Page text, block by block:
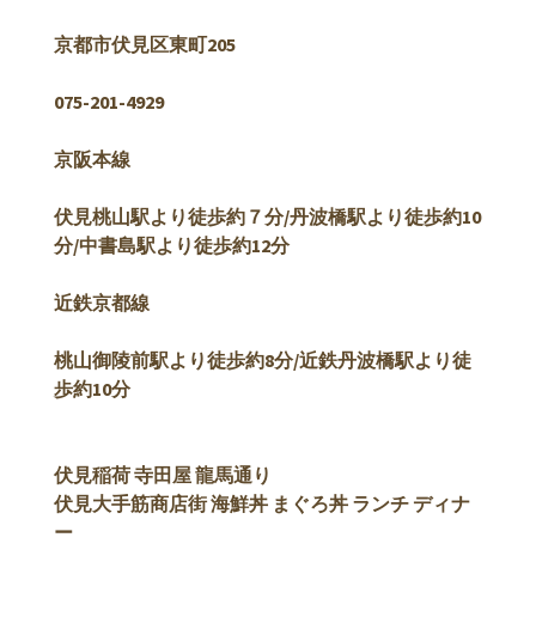
京都市伏見区東町205
075-201-4929
京阪本線
伏見桃山駅より徒歩約７分/丹波橋駅より徒歩約10
分/中書島駅より徒歩約12分
近鉄京都線
桃山御陵前駅より徒歩約8分/近鉄丹波橋駅より徒
歩約10分
伏見稲荷 寺田屋 龍馬通り
伏見大手筋商店街 海鮮丼 まぐろ丼 ランチ ディナ
ー